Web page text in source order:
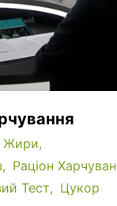
Жири
Раціон
Тест Цукор